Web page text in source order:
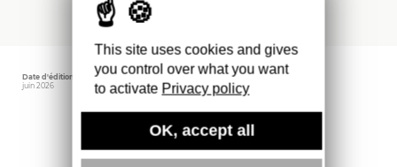
Date d'édition
juin 2026
Éditeur
Blue Crow Media
Plus d'ouvrages
This site uses cookies and gives
you control over what you want
to activate Privacy policy
OK, accept all